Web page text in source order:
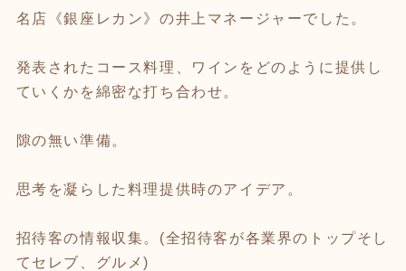
名店《銀座レカン》の井上マネージャーでした。
発表されたコース料理、ワインをどのように提供し
ていくかを綿密な打ち合わせ。
隙の無い準備。
思考を凝らした料理提供時のアイデア。
招待客の情報収集。(全招待客が各業界のトップそし
てセレブ、グルメ)